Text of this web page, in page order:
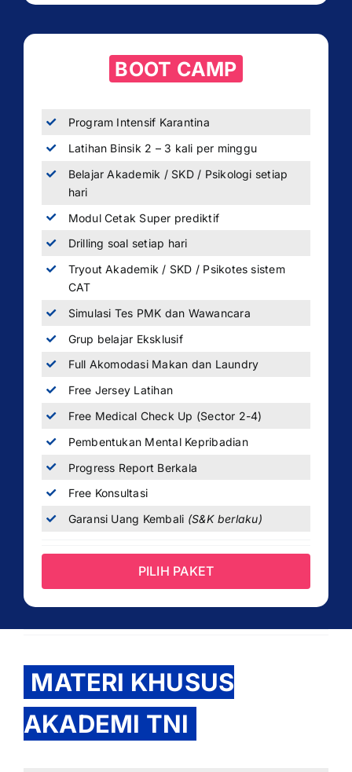
BOOT CAMP
Program Intensif Karantina
Latihan Binsik 2 – 3 kali per minggu
Belajar Akademik / SKD / Psikologi setiap
hari
Modul Cetak Super prediktif
Drilling soal setiap hari
Tryout Akademik / SKD / Psikotes sistem
CAT
Simulasi Tes PMK dan Wawancara
Grup belajar Eksklusif
Full Akomodasi Makan dan Laundry
Free Jersey Latihan
Free Medical Check Up (Sector 2-4)
Pembentukan Mental Kepribadian
Progress Report Berkala
Free Konsultasi
Garansi Uang Kembali (S&K berlaku)
PILIH PAKET
MATERI KHUSUS
AKADEMI TNI